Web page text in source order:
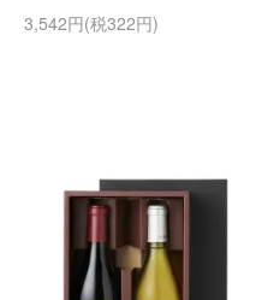
3,542円(税322円)